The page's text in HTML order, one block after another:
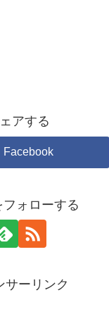
アする
Facebook
フォローする
サーリンク